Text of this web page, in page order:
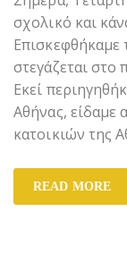
σχολικό και
Επισκεφθήκαμε
στεγάζεται στο
Εκεί
Αθήνας, είδαμε
κατοικιών της
READ MORE